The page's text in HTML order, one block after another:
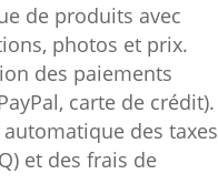
de produits avec
photos et prix.
des paiements
carte de crédit).
des taxes
et des frais de